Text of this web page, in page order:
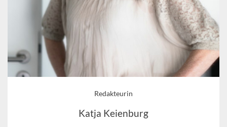
Redakteurin
Katja Keienburg